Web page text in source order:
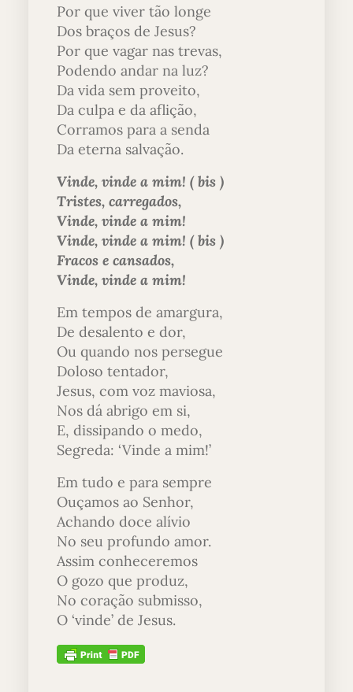
Por que viver tão longe
Dos braços de Jesus?
Por que vagar nas trevas,
Podendo andar na luz?
Da vida sem proveito,
Da culpa e da aflição,
Corramos para a senda
Da eterna salvação.
Vinde, vinde a mim! ( bis )
Tristes, carregados,
Vinde, vinde a mim!
Vinde, vinde a mim! ( bis )
Fracos e cansados,
Vinde, vinde a mim!
Em tempos de amargura,
De desalento e dor,
Ou quando nos persegue
Doloso tentador,
Jesus, com voz maviosa,
Nos dá abrigo em si,
E, dissipando o medo,
Segreda: ‘Vinde a mim!’
Em tudo e para sempre
Ouçamos ao Senhor,
Achando doce alívio
No seu profundo amor.
Assim conheceremos
O gozo que produz,
No coração submisso,
O ‘vinde’ de Jesus.